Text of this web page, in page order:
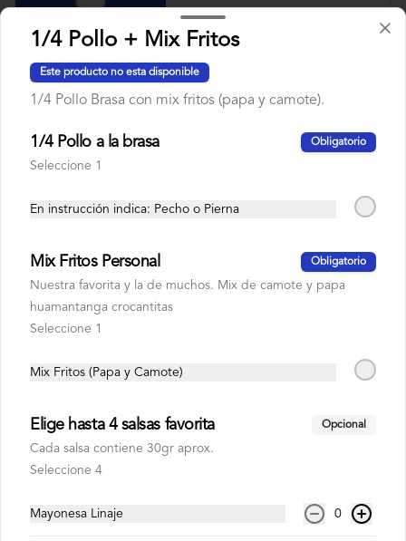
S/ 4.50
Coca cola original
S/ 6.00
S/ 6.00
500 ml
S/ 6.00
1/4 Pollo + Mix Fritos
Este producto no esta disponible
1/4 Pollo Brasa con mix fritos (papa y camote).
1/4 Pollo a la brasa Obligatorio
Seleccione 1
En instrucción indica: Pecho o Pierna
Mix Fritos Personal Obligatorio
Nuestra favorita y la de muchos. Mix de camote y papa
huamantanga crocantitas
Seleccione 1
Mix Fritos (Papa y Camote)
Elige hasta 4 salsas favorita Opcional
Cada salsa contiene 30gr aprox.
Seleccione 4
Mayonesa Linaje 0